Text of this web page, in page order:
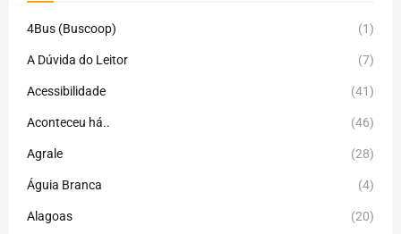
4Bus (Buscoop) (1)
A Dúvida do Leitor (7)
Acessibilidade (41)
Aconteceu há.. (46)
Agrale (28)
Águia Branca (4)
Alagoas (20)